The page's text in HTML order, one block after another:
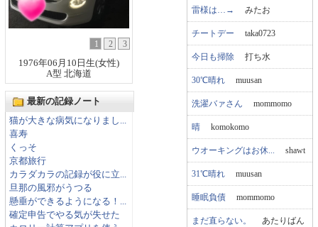
1 2
3
1976年06月10日生(女性)
A型 北海道
最新の記録ノート
猫が大きな病気になりまし...
喜寿
くっそ
京都旅行
カラダカラの記録が役に立...
旦那の風邪がうつる
懸垂ができるようになる！...
確定申告でやる気が失せた
雷様は…→ みたお
チートデー taka0723
今日も掃除 打ち水
30℃晴れ muusan
洗濯バァさん mommomo
晴 komokomo
ウオーキングはお休... shawt
31℃晴れ muusan
睡眠負債 mommomo
まだ直らない。 あたりばん